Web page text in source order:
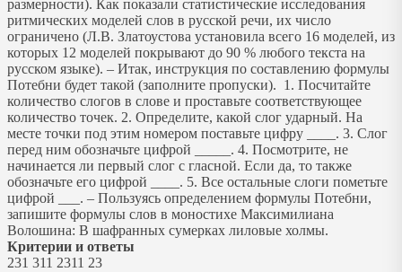
размерности). Как показали статистические исследования
ритмических моделей слов в русской речи, их число
ограничено (Л.В. Златоустова установила всего 16 моделей, из
которых 12 моделей покрывают до 90 % любого текста на
русском языке). – Итак, инструкция по составлению формулы
Потебни будет такой (заполните пропуски). 1. Посчитайте
количество слогов в слове и проставьте соответствующее
количество точек. 2. Определите, какой слог ударный. На
месте точки под этим номером поставьте цифру ____. 3. Слог
перед ним обозначьте цифрой _____. 4. Посмотрите, не
начинается ли первый слог с гласной. Если да, то также
обозначьте его цифрой ____. 5. Все остальные слоги пометьте
цифрой ___. – Пользуясь определением формулы Потебни,
запишите формулы слов в моностихе Максимилиана
Волошина: В шафранных сумерках лиловые холмы.
Критерии и ответы
231 311 2311 23